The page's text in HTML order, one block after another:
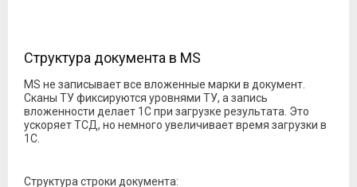
Структура документа в MS
MS не записывает все вложенные марки в документ.
Сканы ТУ фиксируются уровнями ТУ, а запись
вложенности делает 1С при загрузке результата. Это
ускоряет ТСД, но немного увеличивает время загрузки в
1С.
Структура строки документа: